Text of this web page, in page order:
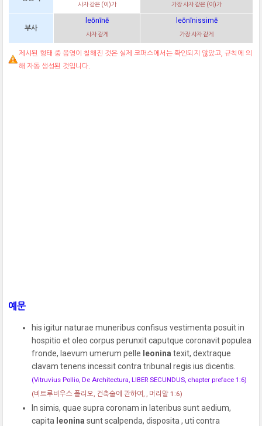
사자 같은 (이)가 가장 사자 같은 (이)가
부사
leōnīnē
사자 같게
leōnīnissimē
가장 사자 같게
제시된 형태 중 음영이 칠해진 것은 실제 코퍼스에서는 확인되지 않았고, 규칙에 의
해 자동 생성된 것입니다.
예문
his igitur naturae muneribus confisus vestimenta posuit in
hospitio et oleo corpus perunxit caputque coronavit populea
fronde, laevum umerum pelle leonina texit, dextraque
clavam tenens incessit contra tribunal regis ius dicentis.
(Vitruvius Pollio, De Architectura, LIBER SECUNDUS, chapter preface 1:6)
(비트루비우스 폴리오, 건축술에 관하여, , 머리말 1:6)
In simis, quae supra coronam in lateribus sunt aedium,
capita leonina sunt scalpenda, disposita, uti contra